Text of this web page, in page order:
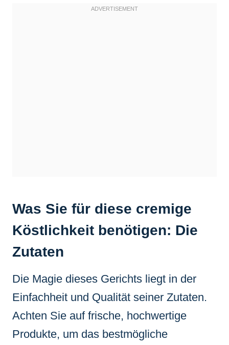
Was Sie für diese cremige
Köstlichkeit benötigen: Die
Zutaten
Die Magie dieses Gerichts liegt in der
Einfachheit und Qualität seiner Zutaten.
Achten Sie auf frische, hochwertige
Produkte, um das bestmögliche